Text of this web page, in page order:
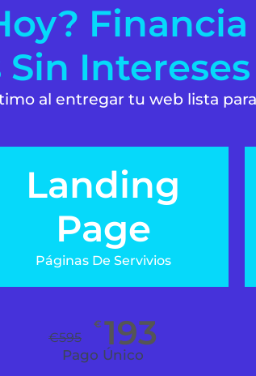
Intereses
al entregar tu web lista
Landing
Page
Páginas De Servivios
€595
€ 193
Pago Único